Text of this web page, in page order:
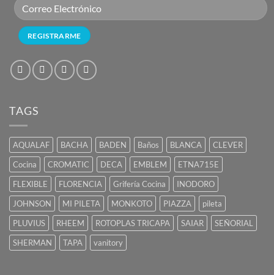
TAGS
AQUALAF BACHA BADEN Baños BLANCA
CLEVER
Cocina
CROMATIC DECA EMBLEM
ETNA715E
FLEXIBLE
FLORENCIA Grifería Cocina
INODORO
JOHNSON
MI PILETA MONKOTO PIAZZA
pileta
PLUVIUS
RHEEM ROTOPLAS TRICAPA SAIAR
SEÑORIAL
SHERMAN
TAPA vanitory